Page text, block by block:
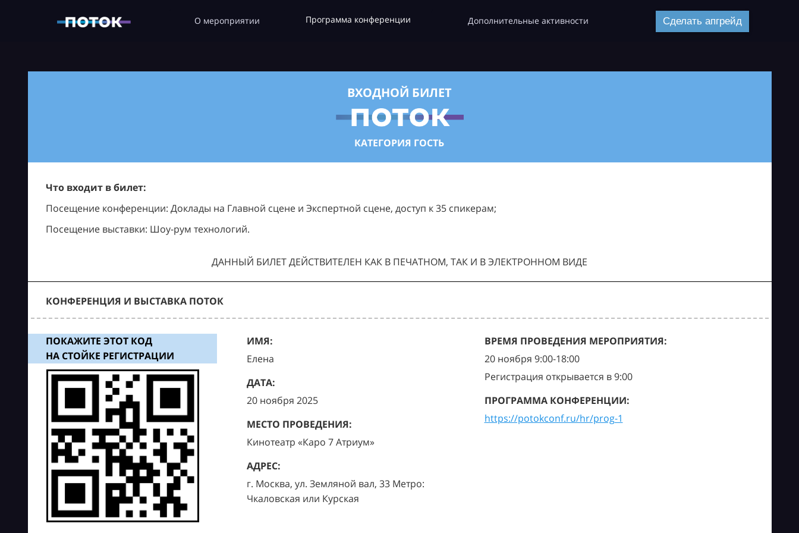
О мероприятии Программа конференции Дополнительные активности Сделать апгрейд
ВХОДНОЙ БИЛЕТ
КАТЕГОРИЯ ГОСТЬ
Что входит в билет:
Посещение конференции: Доклады на Главной сцене и Экспертной сцене, доступ к 35 спикерам;
Посещение выставки: Шоу-рум технологий.
ДАННЫЙ БИЛЕТ ДЕЙСТВИТЕЛЕН КАК В ПЕЧАТНОМ, ТАК И В ЭЛЕКТРОННОМ ВИДЕ
КОНФЕРЕНЦИЯ И ВЫСТАВКА ПОТОК
ПОКАЖИТЕ ЭТОТ КОД
НА СТОЙКЕ РЕГИСТРАЦИИ
ИМЯ:
Елена
ДАТА:
20 ноября 2025
МЕСТО ПРОВЕДЕНИЯ:
Кинотеатр «Каро 7 Атриум»
АДРЕС:
г. Москва, ул. Земляной вал, 33 Метро:
Чкаловская или Курская
ВРЕМЯ ПРОВЕДЕНИЯ МЕРОПРИЯТИЯ:
20 ноября 9:00-18:00
Регистрация открывается в 9:00
ПРОГРАММА КОНФЕРЕНЦИИ:
https://potokconf.ru/hr/prog-1